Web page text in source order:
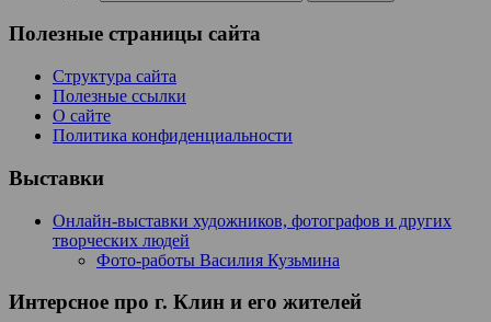
Полезные страницы сайта
Структура сайта
Полезные ссылки
О сайте
Политика конфиденциальности
Выставки
Онлайн-выставки художников, фотографов и других
творческих людей
Фото-работы Василия Кузьмина
Интерсное про г. Клин и его жителей